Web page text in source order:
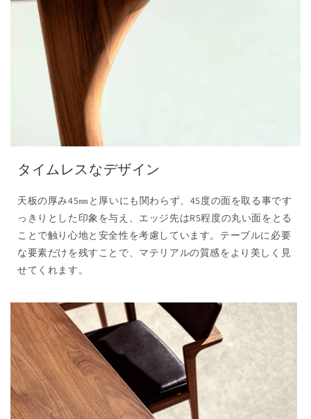
タイムレスなデザイン
天板の厚み45㎜と厚いにも関わらず、45度の面を取る事です
っきりとした印象を与え、エッジ先はR5程度の丸い面をとる
ことで触り心地と安全性を考慮しています。テーブルに必要
な要素だけを残すことで、マテリアルの質感をより美しく見
せてくれます。